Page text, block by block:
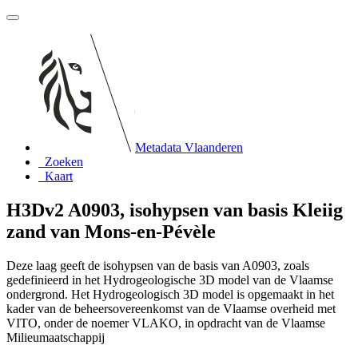
Metadata Vlaanderen
Zoeken
Kaart
H3Dv2 A0903, isohypsen van basis Kleiig
zand van Mons-en-Pévèle
Deze laag geeft de isohypsen van de basis van A0903, zoals
gedefinieerd in het Hydrogeologische 3D model van de Vlaamse
ondergrond. Het Hydrogeologisch 3D model is opgemaakt in het
kader van de beheersovereenkomst van de Vlaamse overheid met
VITO, onder de noemer VLAKO, in opdracht van de Vlaamse
Milieumaatschappij